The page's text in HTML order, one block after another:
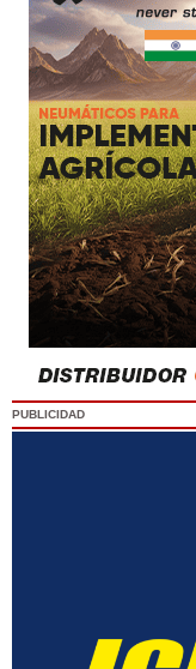
PUBLICIDAD